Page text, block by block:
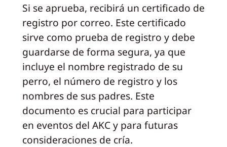
Si se aprueba, recibirá un certificado de
registro por correo. Este certificado
sirve como prueba de registro y debe
guardarse de forma segura, ya que
incluye el nombre registrado de su
perro, el número de registro y los
nombres de sus padres. Este
documento es crucial para participar
en eventos del AKC y para futuras
consideraciones de cría.